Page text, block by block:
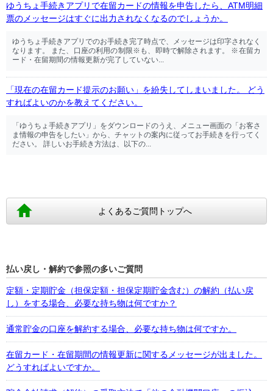
ゆうちょ手続きアプリで在留カードの情報を申告したら、ATM明細
票のメッセージはすぐに出力されなくなるのでしょうか。
ゆうちょ手続きアプリでのお手続き完了時点で、メッセージは印字されなく
なります。 また、口座の利用の制限※も、即時で解除されます。 ※在留カ
ード・在留期間の情報更新が完了していない...
「現在の在留カード提示のお願い」を紛失してしまいました。 どう
すればよいのかを教えてください。
「ゆうちょ手続きアプリ」をダウンロードのうえ、メニュー画面の「お客さ
ま情報の申告をしたい」から、チャットの案内に従ってお手続きを行ってく
ださい。 詳しいお手続き方法は、以下の...
よくあるご質問トップへ
払い戻し・解約で参照の多いご質問
定額・定期貯金（担保定額・担保定期貯金含む）の解約（払い戻
し）をする場合、必要な持ち物は何ですか？
通常貯金の口座を解約する場合、必要な持ち物は何ですか。
在留カード・在留期間の情報更新に関するメッセージが出ました。
どうすればよいですか。